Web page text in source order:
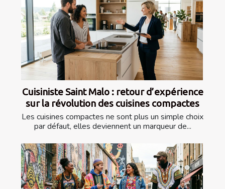
Cuisiniste Saint Malo : retour d’expérience
sur la révolution des cuisines compactes
Les cuisines compactes ne sont plus un simple choix
par défaut, elles deviennent un marqueur de...